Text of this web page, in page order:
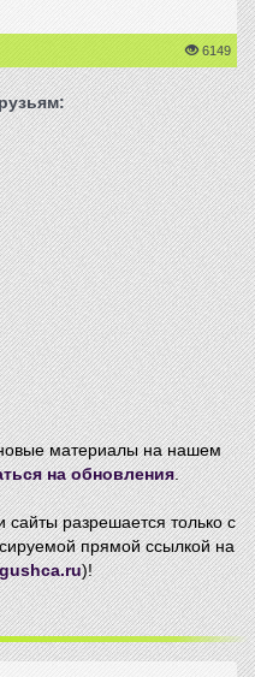
6149
материалы на нашем
на обновления.
разрешается только с
прямой ссылкой на
)!